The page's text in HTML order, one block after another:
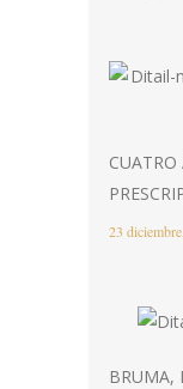
23
BRUMA,